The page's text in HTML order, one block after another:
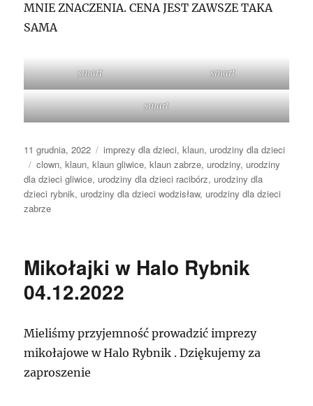
MNIE ZNACZENIA. CENA JEST ZAWSZE TAKA
SAMA
smart smart
smart
Data
publikacji
11 grudnia, 2022 Kategorie
imprezy dla dzieci,klaun, urodziny dla dzieci
Tagi
clown,klaun,klaun gliwice,klaun zabrze, urodziny, urodziny
dla dzieci gliwice, urodziny dla dzieci racibórz, urodziny dla
dzieci rybnik, urodziny dla dzieci wodzisław, urodziny dla dzieci
zabrze
Mikołajki w Halo Rybnik
04.12.2022
Mieliśmy przyjemność prowadzić imprezy
mikołajowe w Halo Rybnik . Dziękujemy za
zaproszenie